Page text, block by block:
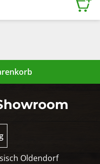
Oldendorf